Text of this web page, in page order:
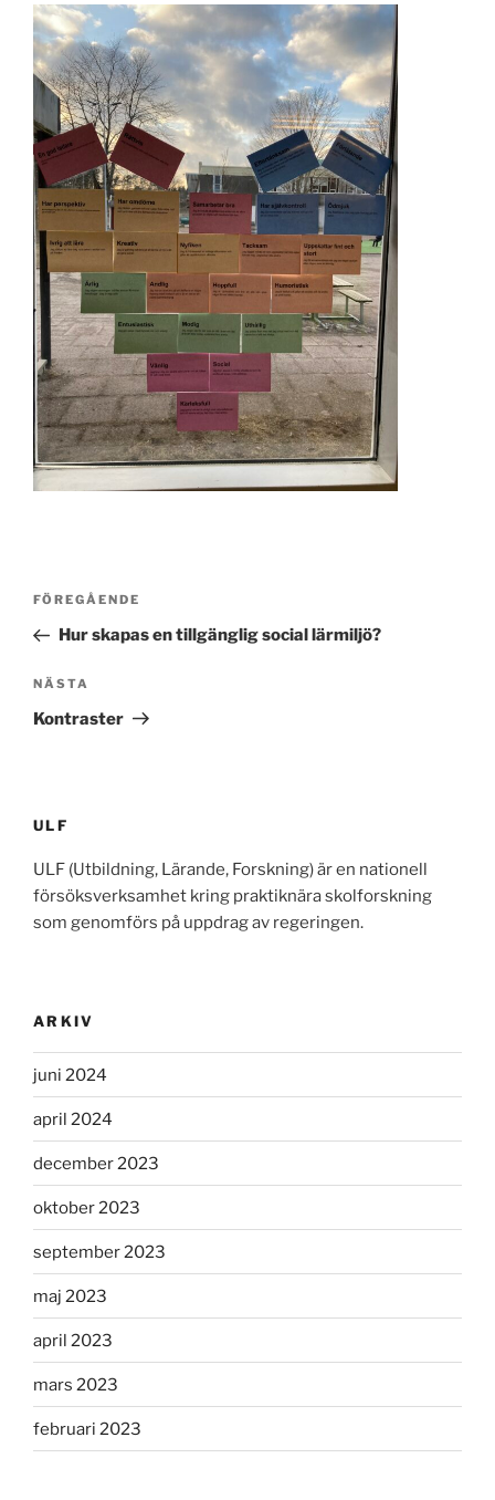
Inläggsnavigering
Föregående
inlägg
FÖREGÅENDE
Hur skapas en tillgänglig social lärmiljö?
Nästa
inlägg
NÄSTA
Kontraster
ULF
ULF (Utbildning, Lärande, Forskning) är en nationell
försöksverksamhet kring praktiknära skolforskning
som genomförs på uppdrag av regeringen.
ARKIV
juni 2024
april 2024
december 2023
oktober 2023
september 2023
maj 2023
april 2023
mars 2023
februari 2023